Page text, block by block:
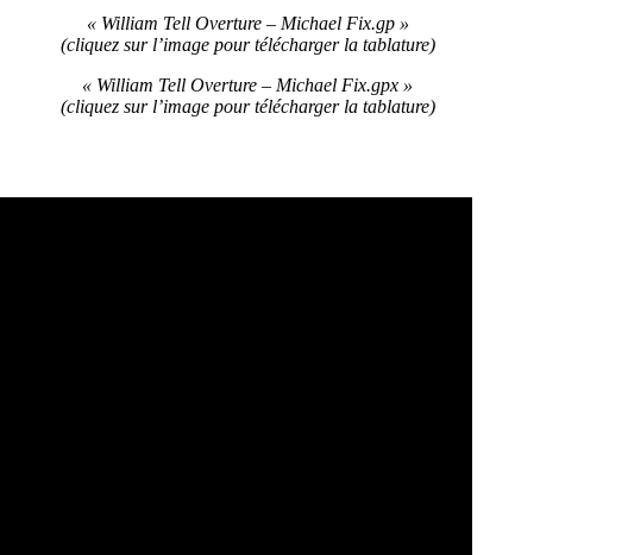
« William Tell Overture – Michael Fix.gp »
(cliquez sur l’image pour télécharger la tablature)
« William Tell Overture – Michael Fix.gpx »
(cliquez sur l’image pour télécharger la tablature)